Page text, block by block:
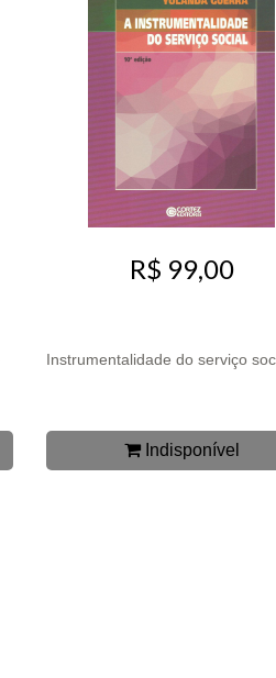
R$ 99,00
Instrumentalidade do serviço
Indisponível